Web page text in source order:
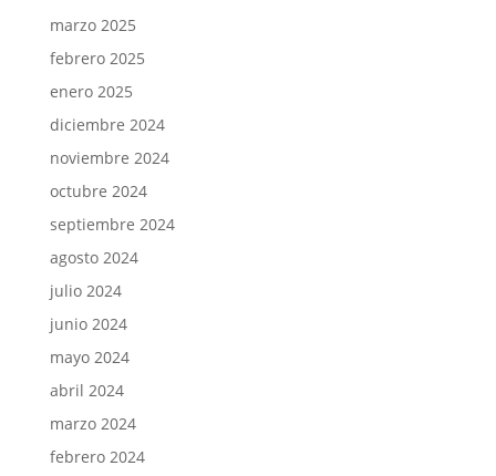
marzo 2025
febrero 2025
enero 2025
diciembre 2024
noviembre 2024
octubre 2024
septiembre 2024
agosto 2024
julio 2024
junio 2024
mayo 2024
abril 2024
marzo 2024
febrero 2024